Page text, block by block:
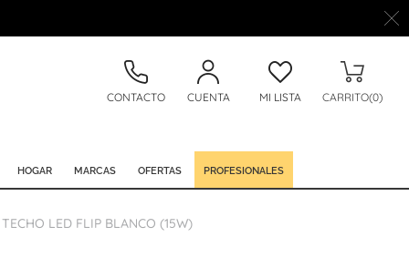
CONTACTO CUENTA MI LISTA CARRITO(0)
HOGAR MARCAS OFERTAS PROFESIONALES
LED FLIP BLANCO (15W)